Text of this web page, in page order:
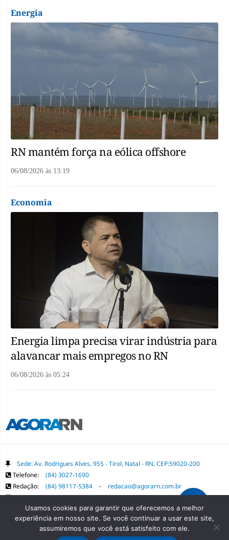
Energia
RN mantém força na eólica offshore
06/08/2026 às 13:19
Economia
Energia limpa precisa virar indústria para
alavancar mais empregos no RN
06/08/2026 às 05:24
Sede: Av. Rodrigues Alves, 955 - Tirol, Natal - RN, CEP:59020-200
Telefone:
(84) 3027-1690
Redação:
(84) 98117-5384 -
redacao@agorarn.com.br
Comercial: (84) 98117-1718 - publica@agorarn.com.br
Copyright Grupo Agora RN. Todos os direitos reservados. É proibida a
reprodução do conteúdo desta página em qualquer meio de comunicação,
Usamos cookies para garantir que oferecemos a melhor
experiência em nosso site. Se você continuar a usar este site,
assumiremos que você está satisfeito com ele.